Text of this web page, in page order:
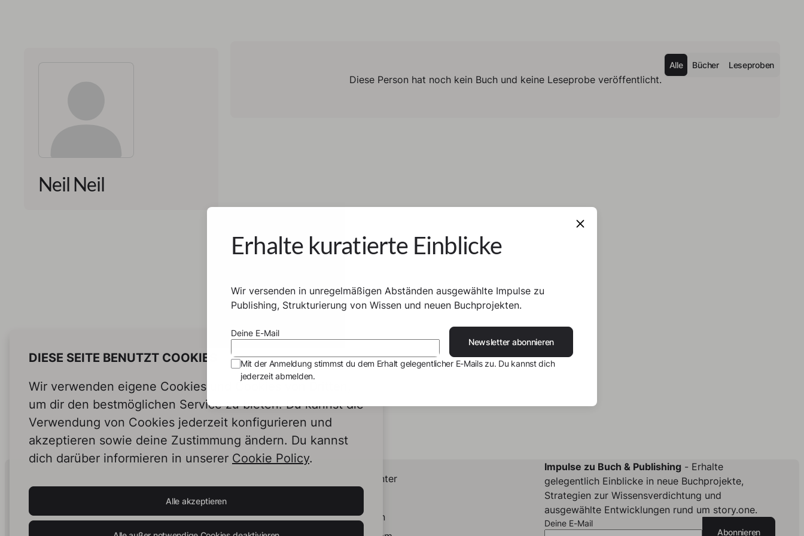
Neil Neil
Alle Bücher Leseproben
Diese Person hat noch kein Buch und keine Leseprobe veröffentlicht.
DIESE SEITE BENUTZT COOKIES
Wir verwenden eigene Cookies und Cookies von Dritten,
um dir den bestmöglichen Service zu bieten. Du kannst die
Verwendung von Cookies jederzeit konfigurieren und
akzeptieren sowie deine Zustimmung ändern. Du kannst
dich darüber informieren in unserer Cookie Policy.
Alle akzeptieren
Human Intelligence.
In Print.
Impulse zu Buch & Publishing- Erhalte
gelegentlich Einblicke in neue Buchprojekte,
Strategien zur Wissensverdichtung und
ausgewählte Entwicklungen rund um story.one.
Deine E-Mail
Abonnieren
Helpcenter
LinkedIn
Erhalte kuratierte Einblicke
Wir versenden in unregelmäßigen Abständen ausgewählte Impulse zu
Publishing, Strukturierung von Wissen und neuen Buchprojekten.
Deine E-Mail
Newsletter abonnieren
Mit der Anmeldung stimmst du dem Erhalt gelegentlicher E-Mails zu. Du kannst dich
jederzeit abmelden.